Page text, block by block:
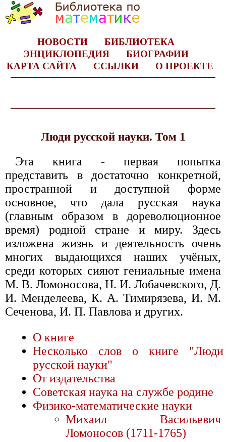
НОВОСТИ
БИБЛИОТЕКА
ЭНЦИКЛОПЕДИЯ
БИОГРАФИИ
КАРТА САЙТА
ССЫЛКИ О ПРОЕКТЕ
Люди русской науки. Том 1
Эта книга - первая попытка
представить в достаточно конкретной,
пространной и доступной форме
основное, что дала русская наука
(главным образом в дореволюционное
время) родной стране и миру. Здесь
изложена жизнь и деятельность очень
многих выдающихся наших учёных,
среди которых сияют гениальные имена
М. В. Ломоносова, Н. И. Лобачевского, Д.
И. Менделеева, К. А. Тимирязева, И. М.
Сеченова, И. П. Павлова и других.
О книге
Несколько слов о книге "Люди
русской науки"
От издательства
Советская наука на службе родине
Физико-математические науки
Михаил Васильевич
Ломоносов (1711-1765)